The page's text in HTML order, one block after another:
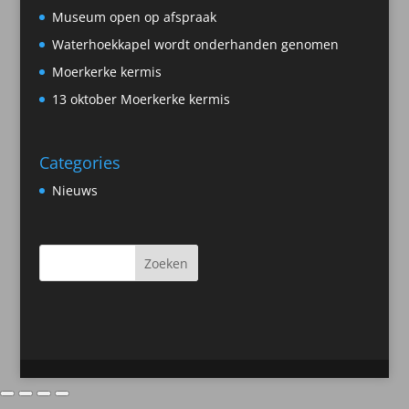
Museum open op afspraak
Waterhoekkapel wordt onderhanden genomen
Moerkerke kermis
13 oktober Moerkerke kermis
Categories
Nieuws